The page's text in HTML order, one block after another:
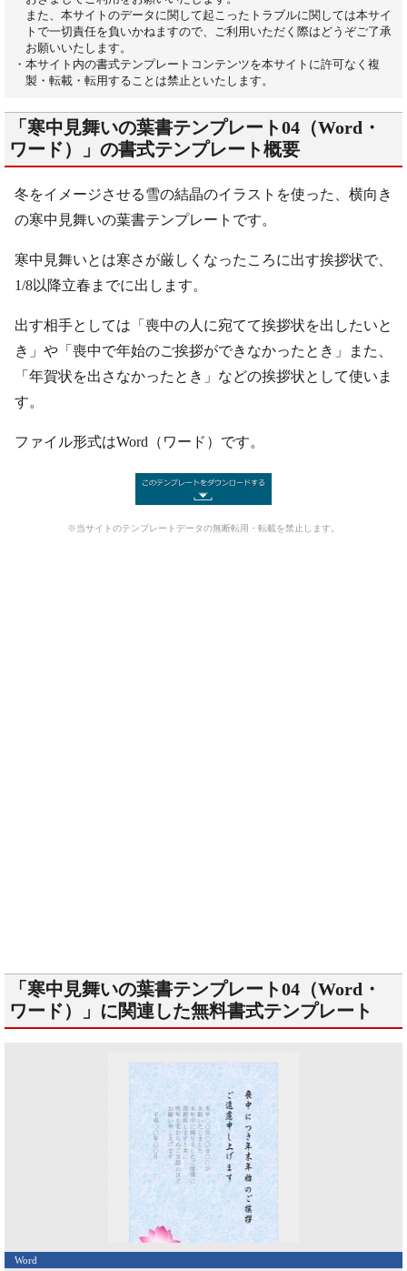
また、本サイトのデータに関して起こったトラブルに関しては本サイ
トで一切責任を負いかねますので、ご利用いただく際はどうぞご了承
お願いいたします。
・本サイト内の書式テンプレートコンテンツを本サイトに許可なく複
製・転載・転用することは禁止といたします。
「寒中見舞いの葉書テンプレート04（Word・
ワード）」の書式テンプレート概要
冬をイメージさせる雪の結晶のイラストを使った、横向き
の寒中見舞いの葉書テンプレートです。
寒中見舞いとは寒さが厳しくなったころに出す挨拶状で、
1/8以降立春までに出します。
出す相手としては「喪中の人に宛てて挨拶状を出したいと
き」や「喪中で年始のご挨拶ができなかったとき」また、
「年賀状を出さなかったとき」などの挨拶状として使いま
す。
ファイル形式はWord（ワード）です。
※当サイトのテンプレートデータの無断転用・転載を禁止します。
「寒中見舞いの葉書テンプレート04（Word・
ワード）」に関連した無料書式テンプレート
Word